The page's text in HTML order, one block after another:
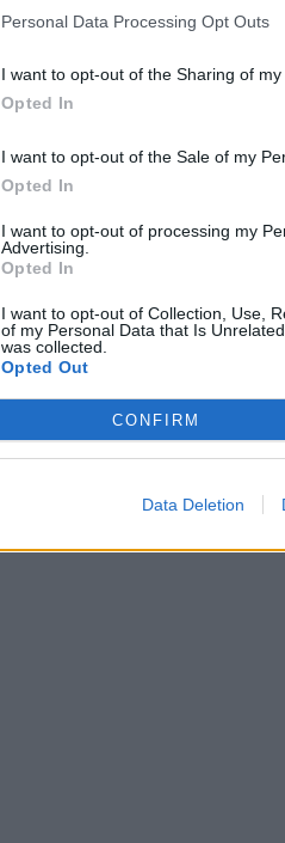
Personal Data Processing Opt Outs
I want to opt-out of the Sharing of my
Opted In
I want to opt-out of the Sale of my
Opted In
I want to opt-out of processing my
Advertising.
Opted In
I want to opt-out of Collection, Use,
of my Personal Data that Is
was collected.
Opted Out
CONFIRM
Data Deletion